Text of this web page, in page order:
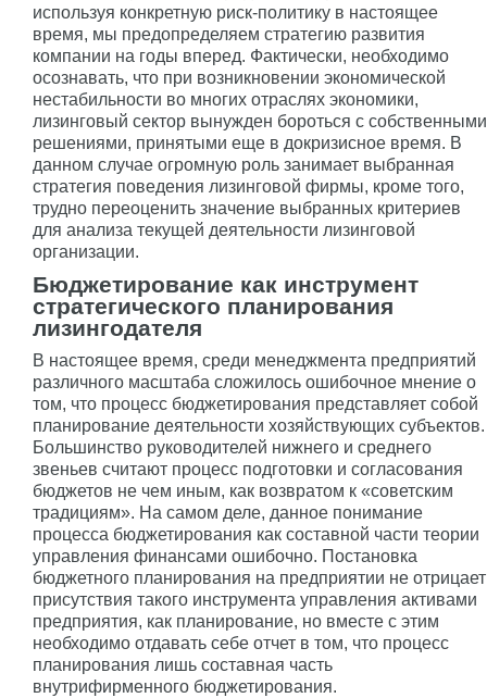
используя конкретную риск-политику в настоящее
время, мы предопределяем стратегию развития
компании на годы вперед. Фактически, необходимо
осознавать, что при возникновении экономической
нестабильности во многих отраслях экономики,
лизинговый сектор вынужден бороться с собственными
решениями, принятыми еще в докризисное время. В
данном случае огромную роль занимает выбранная
стратегия поведения лизинговой фирмы, кроме того,
трудно переоценить значение выбранных критериев
для анализа текущей деятельности лизинговой
организации.
Бюджетирование как инструмент
стратегического планирования
лизингодателя
В настоящее время, среди менеджмента предприятий
различного масштаба сложилось ошибочное мнение о
том, что процесс бюджетирования представляет собой
планирование деятельности хозяйствующих субъектов.
Большинство руководителей нижнего и среднего
звеньев считают процесс подготовки и согласования
бюджетов не чем иным, как возвратом к «советским
традициям». На самом деле, данное понимание
процесса бюджетирования как составной части теории
управления финансами ошибочно. Постановка
бюджетного планирования на предприятии не отрицает
присутствия такого инструмента управления активами
предприятия, как планирование, но вместе с этим
необходимо отдавать себе отчет в том, что процесс
планирования лишь составная часть
внутрифирменного бюджетирования.